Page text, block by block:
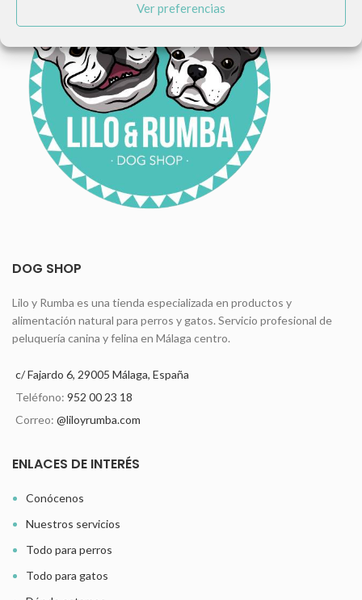
Ver preferencias
DOG SHOP
Lilo y Rumba es una tienda especializada en productos y
alimentación natural para perros y gatos. Servicio profesional de
peluquería canina y felina en Málaga centro.
c/ Fajardo 6, 29005 Málaga, España
Teléfono: 952 00 23 18
Correo: @liloyrumba.com
ENLACES DE INTERÉS
Conócenos
Nuestros servicios
Todo para perros
Todo para gatos